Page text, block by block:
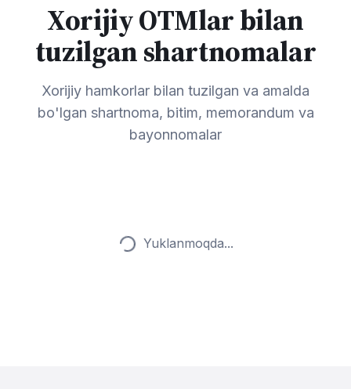
Xorijiy OTMlar bilan
tuzilgan shartnomalar
Xorijiy hamkorlar bilan tuzilgan va amalda
bo'lgan shartnoma, bitim, memorandum va
bayonnomalar
Yuklanmoqda...